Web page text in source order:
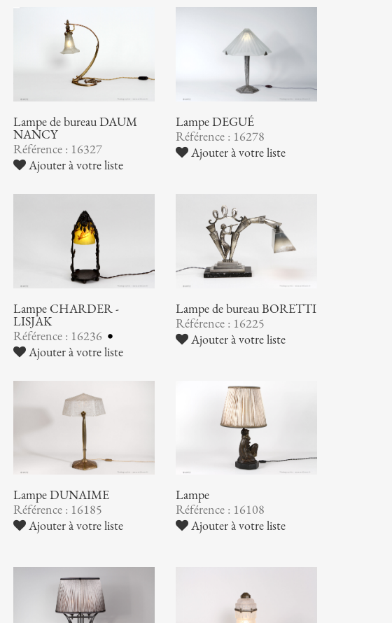
Lampe de bureau DAUM
NANCY
Référence : 16327
Ajouter à votre liste
Lampe DEGUÉ
Référence : 16278
Ajouter à votre liste
Lampe CHARDER -
LISJAK
Référence : 16236
Ajouter à votre liste
Lampe de bureau BORETTI
Référence : 16225
Ajouter à votre liste
Lampe DUNAIME
Référence : 16185
Ajouter à votre liste
Lampe
Référence : 16108
Ajouter à votre liste